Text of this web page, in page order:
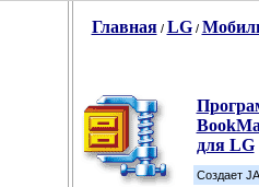
Главная/ LG/
для LG
Создает